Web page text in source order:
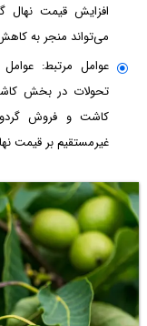
افزایش قیمت
می‌تواند منجر به
عوامل مرتبط:
تحولات در بخش
کاشت و فروش
غیرمستقیم بر قیمت